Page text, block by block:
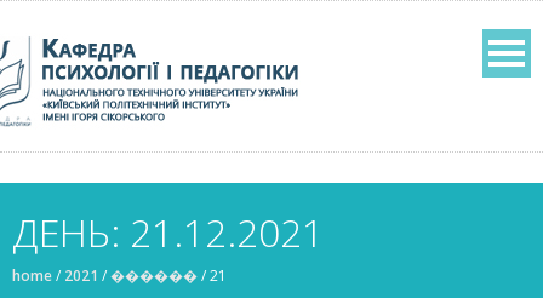
ДЕНЬ: 21.12.2021
home/ 2021 /������/21